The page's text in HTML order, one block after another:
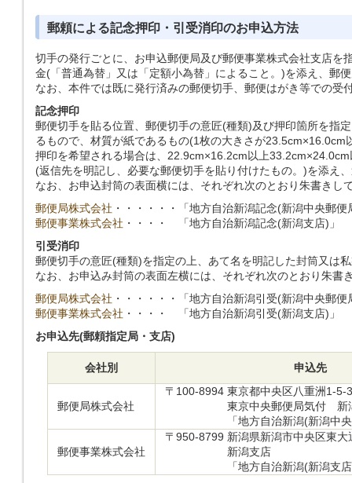
郵頼による記念押印・引受消印のお申込方法
切手の発行ごとに、お申込郵便局及び郵便事業株式会社支店を
金(「普通為替」又は「定額小為替」によること。)を添え、郵
なお、本件では既に発行済みの郵便切手、郵便はがき等での受
記念押印
郵便切手を貼る位置、郵便切手の意匠(種類)及び押印箇所を指
るもので、材質が紙であるもの(1枚の大きさが
押印を希望される場合は、22.9cm×16.2cm以上
(返信先を明記し、必要な郵便切手を貼り付けたもの。)を添え
なお、お申込封筒の表面横には、それぞれ次のとおり朱書きし
郵便局株式会社 ・・・・・・
「地方自治新潟記念(新潟中央郵便
郵便事業株式会社 ・・・・
「地方自治新潟記念(新潟支店)」
引受消印
郵便切手の意匠(種類)を指定の上、あて名を明記した封筒又は
なお、お申込み封筒の表面左横には、それぞれ次のとおり朱書
郵便局株式会社 ・・・・・・
「地方自治新潟引受(新潟中央郵便
郵便事業株式会社 ・・・・
「地方自治新潟引受(新潟支店)」
お申込先(郵頼指定局・支店)
会社別 申込先
郵便局株式会社
〒100-8994 東京都中央区八重洲1-5-3
東京中央郵便局気付 新
「地方自治新潟(新潟中
郵便事業株式会社
〒950-8799 新潟県新潟市中央区東大
新潟支店
「地方自治新潟(新潟支